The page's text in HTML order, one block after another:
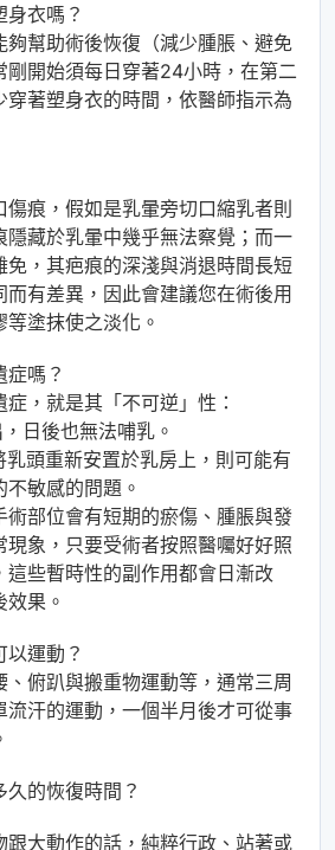
衣嗎？
夠幫助術後恢復（減少腫脹、避免
剛開始須每日穿著24小時，在第二
穿著塑身衣的時間，依醫師指示為
傷痕，假如是乳暈旁切口縮乳者則
隱藏於乳暈中幾乎無法察覺；而一
免，其疤痕的深淺與消退時間長短
而有差異，因此會建議您在術後用
塗抹使之淡化。
嗎？
，就是其「不可逆」性：
日後也無法哺乳。
頭重新安置於乳房上，則可能有
敏感的問題。
術部位會有短期的瘀傷、腫脹與發
現象，只要受術者按照醫囑好好照
這些暫時性的副作用都會日漸改
果。
運動？
俯趴與搬重物運動等，通常三周
流汗的運動，一個半月後才可從事
的恢復時間？
跟大動作的話，純粹行政、站著或